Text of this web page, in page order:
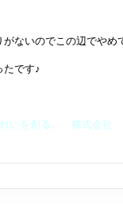
ないのでこの辺でやめ
たです♪
れいを創る。 株式会社